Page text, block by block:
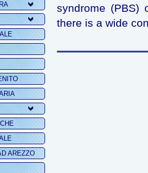
AREZZO
syndrome (PBS)
there is a wide